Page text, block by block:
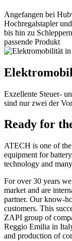
Angefangen bei
Hochregalstapler
bis hin zu
passende Produkt
Exzellente Steuer-
sind nur zwei der
Ready for
ATECH is one of
equipment for
technology and
For over 30 years
market and are
partner. Our know-
customers. This
ZAPI group of
Reggio Emilia in
and production of